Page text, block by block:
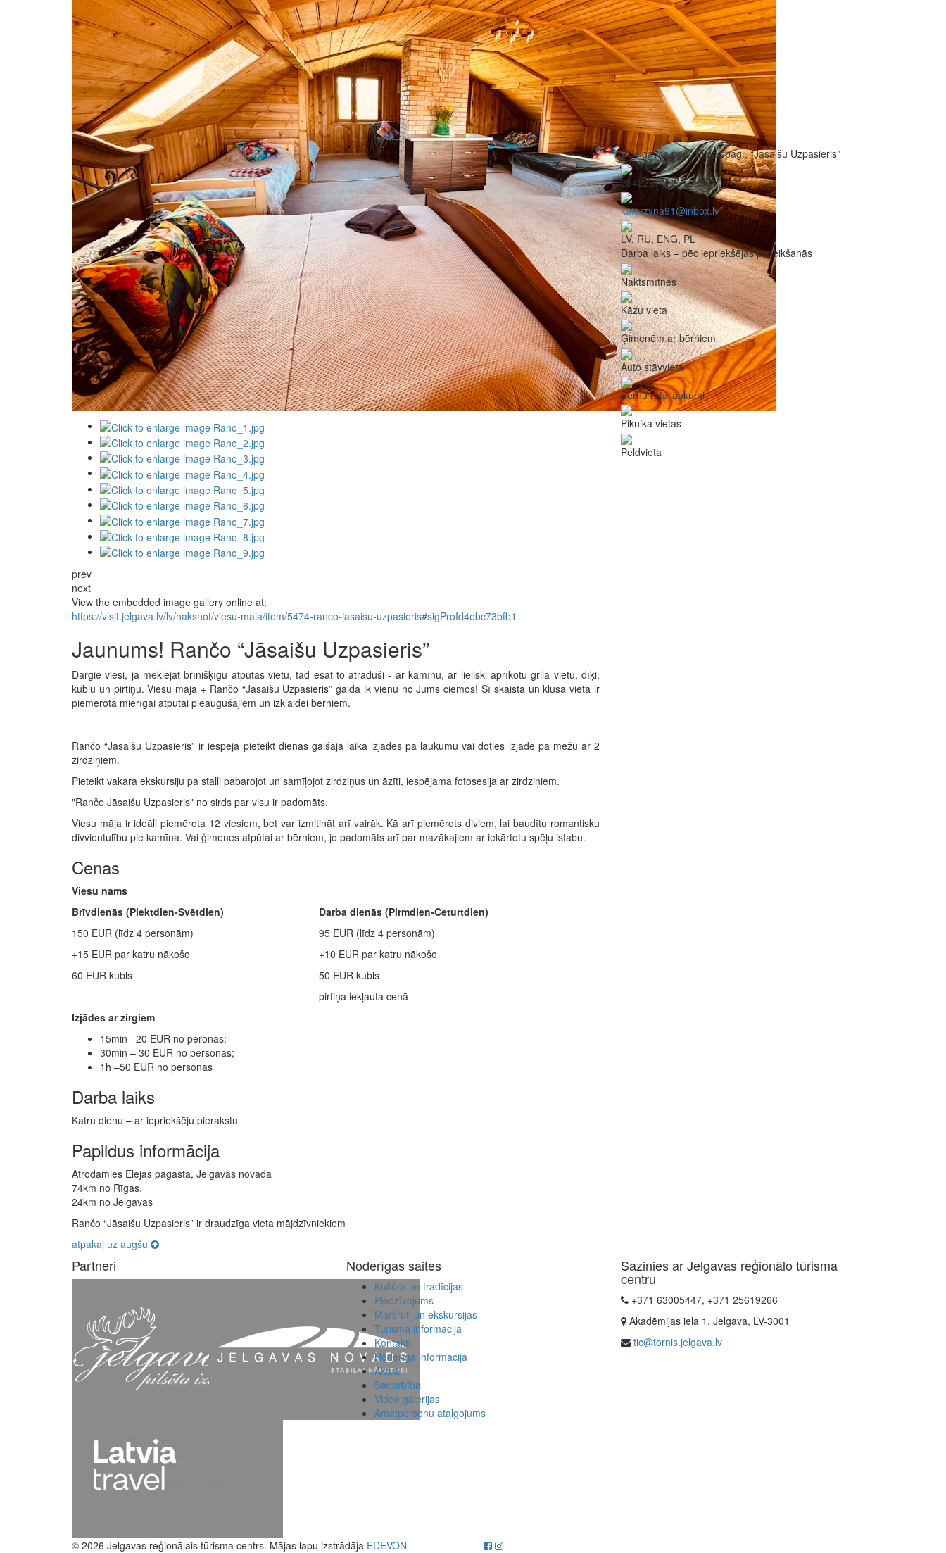
prev
next
View the embedded image gallery online at:
https://visit.jelgava.lv/lv/naksnot/viesu-maja/item/5474-ranco-jasaisu-uzpasieris#sigProId4ebc73bfb1
Jaunums! Rančo “Jāsaišu Uzpasieris”
Dārgie viesi, ja meklējat brīnišķīgu atpūtas vietu, tad esat to atraduši - ar kamīnu, ar lieliski aprīkotu grila vietu, dīķi,
kublu un pirtiņu. Viesu māja + Rančo “Jāsaišu Uzpasieris” gaida ik vienu no Jums ciemos! Šī skaistā un klusā vieta ir
piemērota mierīgai atpūtai pieaugušajiem un izklaidei bērniem.
Rančo “Jāsaišu Uzpasieris” ir iespēja pieteikt dienas gaišajā laikā izjādes pa laukumu vai doties izjādē pa mežu ar 2
zirdziņiem.
Pieteikt vakara ekskursiju pa stalli pabarojot un samīļojot zirdziņus un āzīti, iespējama fotosesija ar zirdziņiem.
"Rančo Jāsaišu Uzpasieris" no sirds par visu ir padomāts.
Viesu māja ir ideāli piemērota 12 viesiem, bet var izmitināt arī vairāk. Kā arī piemērots diviem, lai baudītu romantisku
divvientulību pie kamīna. Vai ģimenes atpūtai ar bērniem, jo padomāts arī par mazākajiem ar iekārtotu spēļu istabu.
Cenas
Viesu nams
Brīvdienās (Piektdien-Svētdien)
150 EUR (līdz 4 personām)
+15 EUR par katru nākošo
60 EUR kubls
Darba dienās (Pirmdien-Ceturtdien)
95 EUR (līdz 4 personām)
+10 EUR par katru nākošo
50 EUR kubls
pirtiņa iekļauta cenā
Izjādes ar zirgiem
15min –20 EUR no peronas;
30min – 30 EUR no personas;
1h –50 EUR no personas
Darba laiks
Katru dienu – ar iepriekšēju pierakstu
Papildus informācija
Atrodamies Elejas pagastā, Jelgavas novadā
74km no Rīgas,
24km no Jelgavas
Rančo “Jāsaišu Uzpasieris” ir draudzīga vieta mājdzīvniekiem
atpakaļ uz augšu
Jelgavas nov., Elejas pag., “Jāsaišu Uzpasieris”
29422974, 27106893
katarzyna91@inbox.lv
LV, RU, ENG, PL
Darba laiks – pēc iepriekšējas pieteikšanās
Naktsmītnes
Kāzu vieta
Ģimenēm ar bērniem
Auto stāvvieta
Bērnu rotaļlaukumi
Piknika vietas
Peldvieta
Partneri Noderīgas saites
Kultūra un tradīcijas
Piedzīvojums
Maršruti un ekskursijas
Tūrisma informācija
Kontakti
Noderīga informācija
Aktuāli
Sadarbība
Video galerijas
Amatpersonu atalgojums
Sazinies ar Jelgavas reģionālo tūrisma
centru
+371 63005447, +371 25619266
Akadēmijas iela 1, Jelgava, LV-3001
tic@tornis.jelgava.lv
© 2026 Jelgavas reģionālais tūrisma centrs. Mājas lapu izstrādāja EDEVON